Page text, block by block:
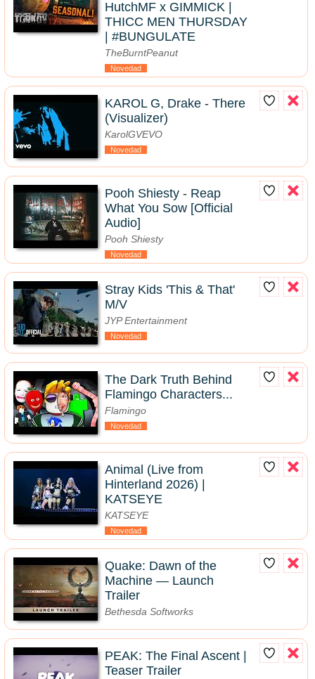
HutchMF x GIMMICK |
THICC MEN THURSDAY
| #BUNGULATE
TheBurntPeanut
Novedad
KAROL G, Drake - There
(Visualizer)
KarolGVEVO
Novedad
Pooh Shiesty - Reap
What You Sow [Official
Audio]
Pooh Shiesty
Novedad
Stray Kids 'This & That'
M/V
JYP Entertainment
Novedad
The Dark Truth Behind
Flamingo Characters...
Flamingo
Novedad
Animal (Live from
Hinterland 2026) |
KATSEYE
KATSEYE
Novedad
Quake: Dawn of the
Machine — Launch
Trailer
Bethesda Softworks
PEAK: The Final Ascent |
Teaser Trailer